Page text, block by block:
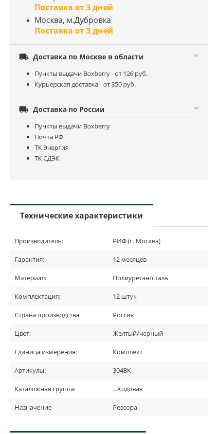
Поставка от 3 дней
Москва, м.Дубровка
Поставка от 3 дней
 Доставка по Москве в области
Пункты выдачи Boxberry - от 126 руб.
Курьерская доставка - от 350 руб.
 Доставка по России
Пункты выдачи Boxberry
Почта РФ
ТК Энергия
ТК СДЭК
Технические характеристики
Производитель: РИФ (г. Москва)
Гарантия: 12 месяцев
Материал: Полиуретан/сталь
Комплектация: 12 штук
Страна производства Россия
Цвет: Желтый/черный
Единица измерения: Комплект
Артикулы: 304BK
Каталожная группа: ...Ходовая
Назначение Рессора